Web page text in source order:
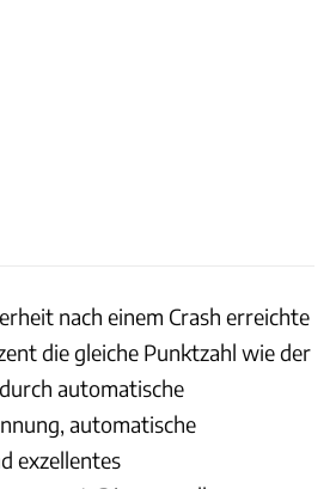
nach einem Crash erreichte
die gleiche Punktzahl wie der
automatische
automatische
exzellentes